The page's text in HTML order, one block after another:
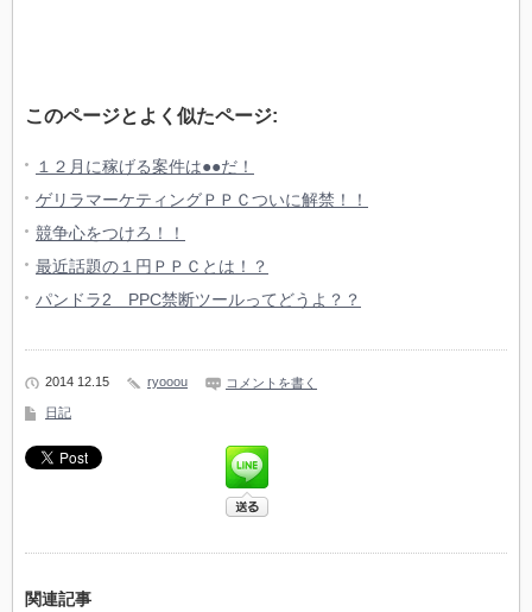
このページとよく似たページ:
１２月に稼げる案件は●●だ！
ゲリラマーケティングＰＰＣついに解禁！！
競争心をつけろ！！
最近話題の１円ＰＰＣとは！？
パンドラ2 PPC禁断ツールってどうよ？？
2014 12.15 ryooou コメントを書く
日記
関連記事